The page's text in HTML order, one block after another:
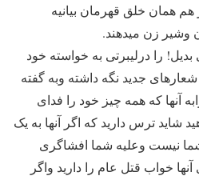
هم همان خلق قهرمان بیانیه
وشیر زن میدهند.
را درلیبرتی به خواسته خود
شعارهای جدید نگه داشته وبه گفته
آنها که همه چیز خود را فدای
شاید ترس دارید که اگر آنها به یک
نیست وعلیه شما افشاگری
خواب قتل عام را دارید واگر